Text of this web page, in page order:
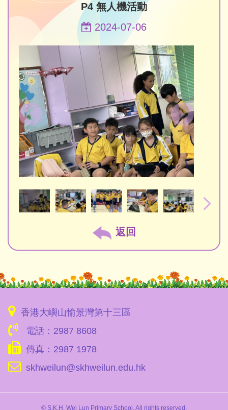
P4 無人機活動
2024-07-06
返回
香港大嶼山愉景灣第十三區
電話：2987 8608
傳真：2987 1978
skhweilun@skhweilun.edu.hk
© S.K.H. Wei Lun Primary School. All rights reserved.